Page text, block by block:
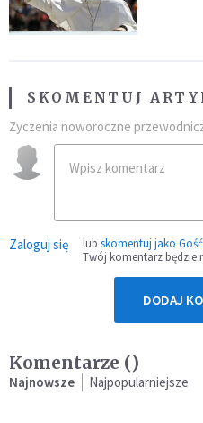
SKOMENTUJ
Życzenia noworoczne
Zaloguj się lub skomentuj jako Gość
Twój komentarz będzie
DODAJ
Komentarze ()
Najnowsze Najpopularniejsze